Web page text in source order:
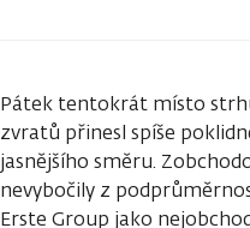
Pátek tentokrát místo
zvratů přinesl spíše
jasnějšího směru.
nevybočily z
Erste Group jako